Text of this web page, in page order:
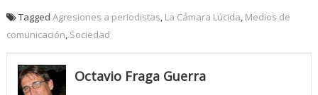
Tagged Agresiones a periodistas La Cámara Lúcida Medios de
comunicación Sociedad
Octavio Fraga Guerra